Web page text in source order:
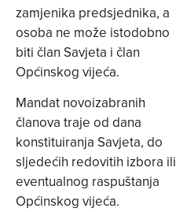
zamjenika predsjednika, a
osoba ne može istodobno
biti član Savjeta i član
Općinskog vijeća.
Mandat novoizabranih
članova traje od dana
konstituiranja Savjeta, do
sljedećih redovitih izbora ili
eventualnog raspuštanja
Općinskog vijeća.